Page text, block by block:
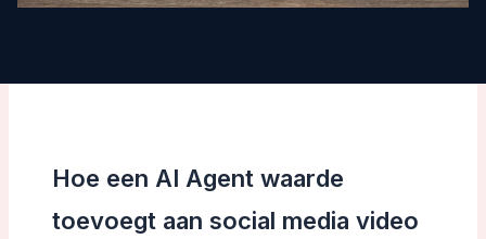
Hoe een AI Agent waarde
toevoegt aan social media video